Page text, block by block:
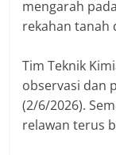
mengarah
rekahan tanah
Tim Teknik
observasi dan
(2/6/2026).
relawan terus